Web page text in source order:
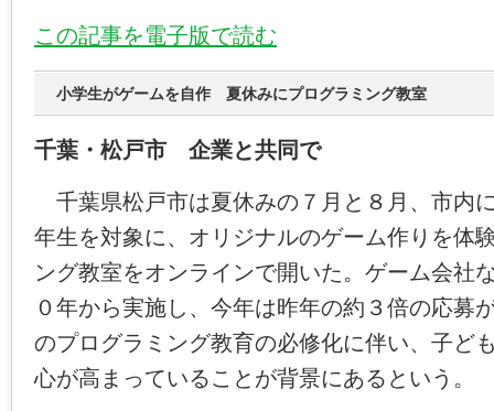
この記事を電子版で読む
小学生がゲームを自作 夏休みにプログラミング教室
千葉・松戸市 企業と共同で
千葉県松戸市は夏休みの７月と８月、市内
年生を対象に、オリジナルのゲーム作りを体
ング教室をオンラインで開いた。ゲーム会社
０年から実施し、今年は昨年の約３倍の応募
のプログラミング教育の必修化に伴い、子ど
心が高まっていることが背景にあるという。